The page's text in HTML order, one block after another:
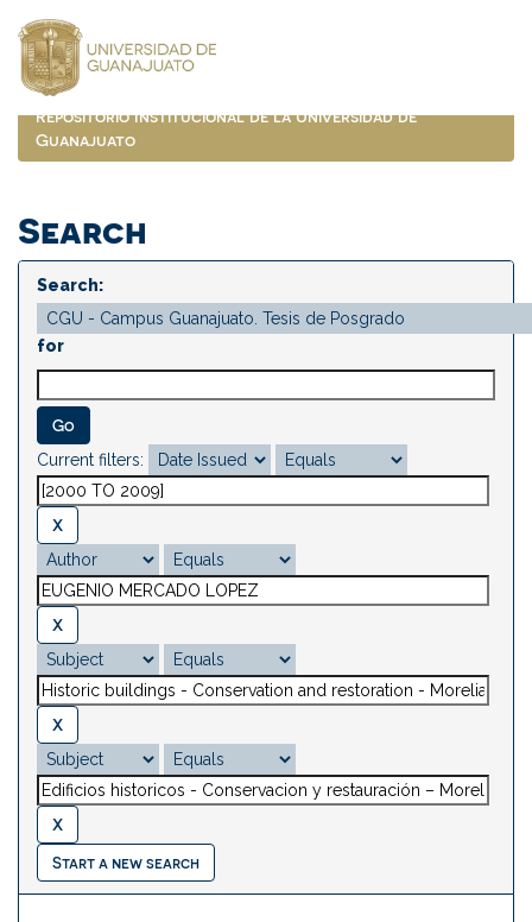
navigation
Repositorio Institucional de la Universidad de
Guanajuato
Search
Search:
for
Current filters:
Start a new search